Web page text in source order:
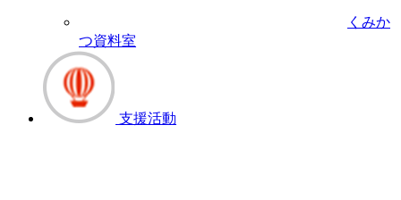
くみか
つ資料室
支援活動